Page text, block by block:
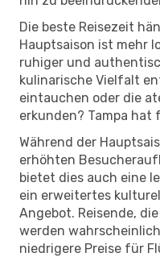
Die beste Reisezeit
Hauptsaison ist mehr
ruhiger und
kulinarische Vielfalt
eintauchen oder die
erkunden? Tampa
Während der
erhöhten
bietet dies auch eine
ein erweitertes
Angebot. Reisende,
werden
niedrigere Preise für